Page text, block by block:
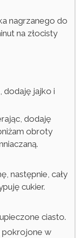
nagrzanego do
na złocisty
dodaję jajko i
dodaję
obroty
następnie, cały
cukier.
ciasto.
pokrojone w